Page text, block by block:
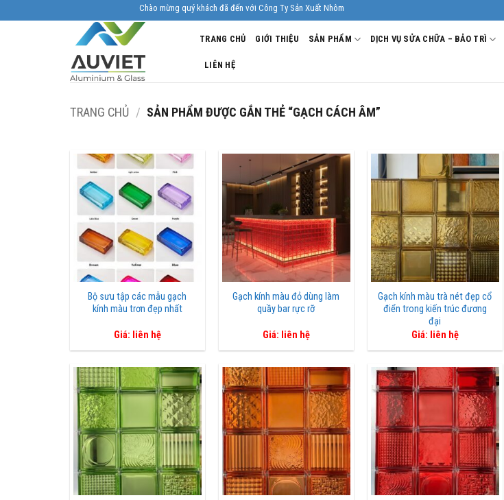
to
Chào mừng quý khách đã đến với Công Ty Sản Xuất Nhôm Kính Âu Viêt. Nhà Sản xuất - Thi công Nhôm kính uy
TRANG CHỦ GIỚI THIỆU SẢN PHẨM DỊCH VỤ SỬA CHỮA – BẢO TRÌ
LIÊN HỆ
TRANG CHỦ / SẢN PHẨM ĐƯỢC GẮN THẺ “GẠCH CÁCH ÂM”
Bộ sưu tập các mẫu gạch
kính màu trơn đẹp nhất
Giá: liên hệ
Gạch kính màu đỏ dùng làm
quầy bar rực rỡ
Giá: liên hệ
Gạch kính màu trà nét đẹp cổ
điển trong kiến trúc đương
đại
Giá: liên hệ